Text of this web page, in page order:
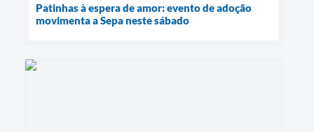
Patinhas à espera de amor: evento de adoção
movimenta a Sepa neste sábado